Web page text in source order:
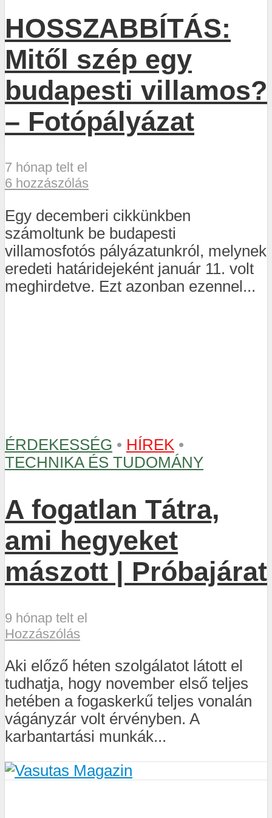
HOSSZABBÍTÁS:
Mitől szép egy
budapesti villamos?
– Fotópályázat
7 hónap telt el
6 hozzászólás
Egy decemberi cikkünkben
számoltunk be budapesti
villamosfotós pályázatunkról, melynek
eredeti határidejeként január 11. volt
meghirdetve. Ezt azonban ezennel...
ÉRDEKESSÉG • HÍREK •
TECHNIKA ÉS TUDOMÁNY
A fogatlan Tátra,
ami hegyeket
mászott | Próbajárat
9 hónap telt el
Hozzászólás
Aki előző héten szolgálatot látott el
tudhatja, hogy november első teljes
hetében a fogaskerkű teljes vonalán
vágányzár volt érvényben. A
karbantartási munkák...